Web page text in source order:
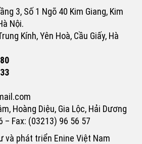
3, Số 1 Ngõ 40 Kim Giang, Kim
Nội.
Kính, Yên Hoà, Cầu Giấy, Hà
Hoàng Diệu, Gia Lộc, Hải Dương
– Fax: (03213) 96 56 57
và phát triển Enine Việt Nam